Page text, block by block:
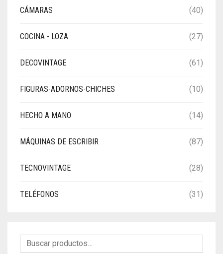
CÁMARAS (40)
COCINA - LOZA (27)
DECOVINTAGE (61)
FIGURAS-ADORNOS-CHICHES (10)
HECHO A MANO (14)
MÁQUINAS DE ESCRIBIR (87)
TECNOVINTAGE (28)
TELÉFONOS (31)